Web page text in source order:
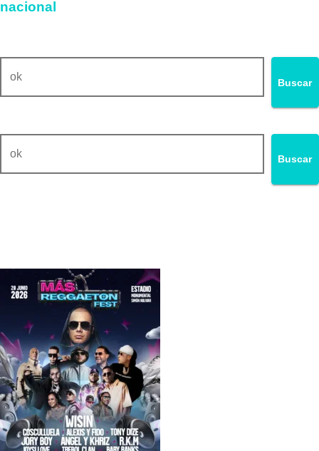
nacional
Buscar
Buscar